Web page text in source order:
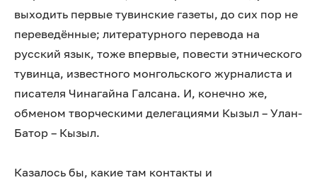
выходить первые тувинские газеты, до сих пор не
переведённые; литературного перевода на
русский язык, тоже впервые, повести этнического
тувинца, известного монгольского журналиста и
писателя Чинагайна Галсана. И, конечно же,
обменом творческими делегациями Кызыл – Улан-
Батор – Кызыл.
Казалось бы, какие там контакты и